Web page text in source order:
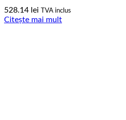
528.14 lei TVA inclus
Citește mai mult